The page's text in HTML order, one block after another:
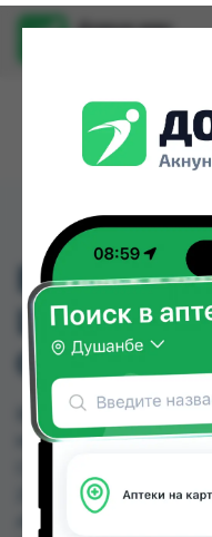
Доруи ман
GLS ТАБ
ВИТАМИН С 900МГ
№20 можно купить
Zoirpharm.tj,